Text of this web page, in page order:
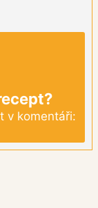
v komentáři: